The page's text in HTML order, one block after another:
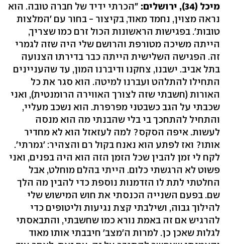
מיכל (34), ירושלים:
"הכרתי ידיד של חברה טובה. הוא
נראה מצוין, נחמד מאוד, בקיצור - בחור עם 'המלצות
טובות'. בפגישות הראשונות הכול זרם כמו שצריך,
הייתה משיכה מטורפת והרושם שלי היה שזה לגמרי
זה. הפגישה השלישית הייתה כבר בדירתו הצנועה
בתל אביב. ישבנו, צחקנו ודיברנו המון, עד שהעניינים
התחילו להתלהט ועברנו למיטה. הוא סגר את כל
האורות (חשבתי שזה לצורך האווירה הרומנטית), ואני
שכבתי על הגב כשבטני מפרפרת. הוא נשכב מעליי,
והתחיל להתחכך בי בלי שהבנתי מה הוא מנסה
לעשות. איפה הסקס? למה לעזאזל הוא לא מחדיר
אותו? ואז לפתע הוא נאנח בקול רם והצהיר: 'גמרתי'.
לקח לי זמן להבין שכל הזמן הזה הוא היה בפנים, ואני
פשוט לא הרגשתי כלום. הייתי בהלם מוחלט, אבל
החלטתי לתת לו הזדמנות נוספת כדי להבין מה הלך
שם. בפעם השנייה הכנסתי את חוש המישוש שלי
להילוך גבוה, ושילבתי קצת נגיעות וליטופים כדי
להרגיש אם זה באמת נורא כמו שחשבתי, והתבאסתי
לגלות שאכן כן. למרות ה'מצב' חיבבתי אותו מאוד